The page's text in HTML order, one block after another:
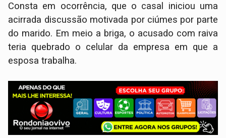
Consta em ocorrência, que o casal iniciou uma
acirrada discussão motivada por ciúmes por parte
do marido. Em meio a briga, o acusado com raiva
teria quebrado o celular da empresa em que a
esposa trabalha.